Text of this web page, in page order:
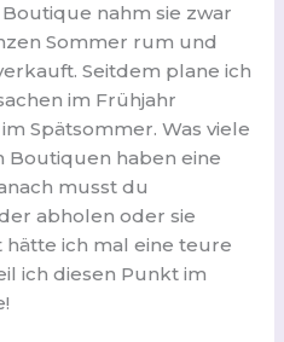
nahm sie zwar
Sommer rum und
Seitdem plane ich
im Frühjahr
Spätsommer. Was viele
Boutiquen haben eine
musst du
abholen oder sie
ich mal eine teure
ich diesen Punkt im